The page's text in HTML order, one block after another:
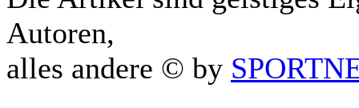
Autoren,
alles andere © by